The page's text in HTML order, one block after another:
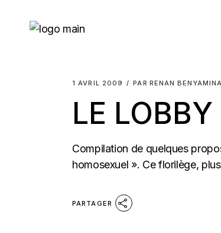
1 AVRIL 2009 PAR RENAN BENYAMINA
LE
Compilation de quelques
homosexuel ». Ce florilège,
PARTAGER